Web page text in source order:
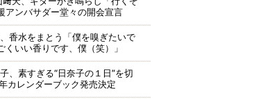
ンバサダー堂々の開会宣言
水をまとう「僕を嗅ぎたいで
くいい香りです、僕（笑）」
素すぎる“日奈子の１日”を切
レンダーブック発売決定